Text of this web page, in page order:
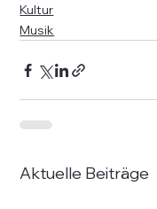
Kultur
Musik
Aktuelle Beiträge